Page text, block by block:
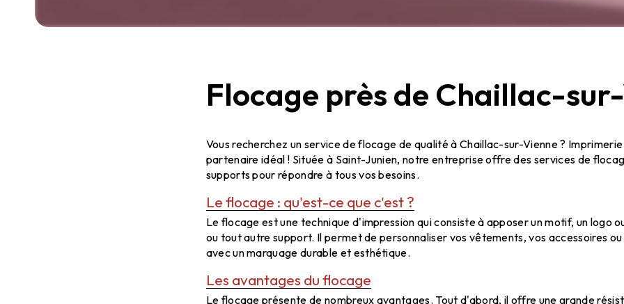
Flocage près de Chaillac-
Flocage à Chaillac-sur-Vienne avec Imprimerie Texto
Vous recherchez un service de flocage de qualité à Chaillac-sur-Vienne ?
partenaire idéal ! Située à Saint-Junien, notre entreprise offre des services de
supports pour répondre à tous vos besoins.
Le flocage : qu'est-ce que c'est ?
Le flocage est une technique d'impression qui consiste à apposer un motif, un logo
ou tout autre support. Il permet de personnaliser vos vêtements, vos accessoires
avec un marquage durable et esthétique.
Les avantages du flocage
Le flocage présente de nombreux avantages. Tout d'abord, il offre une grande